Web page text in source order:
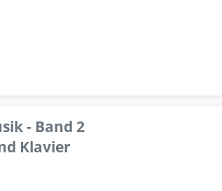
- Band 2
Klavier